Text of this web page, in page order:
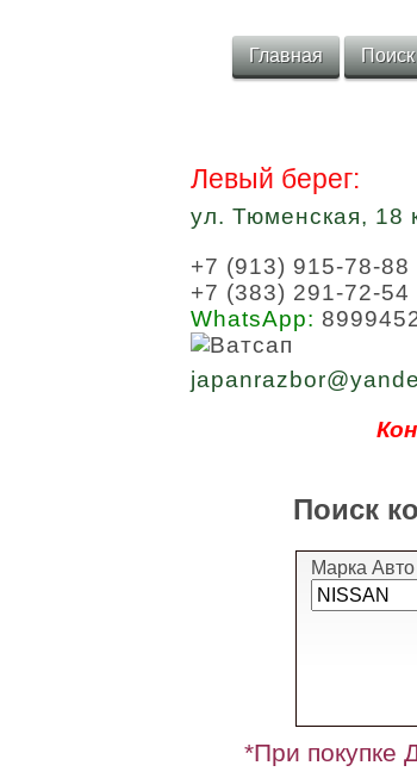
Главная Поиск
Левый берег:
ул. Тюменская, 18
+7 (913) 915-78-88
+7 (383) 291-72-54
WhatsApp:
Поиск
Марка Авто
*При покупке